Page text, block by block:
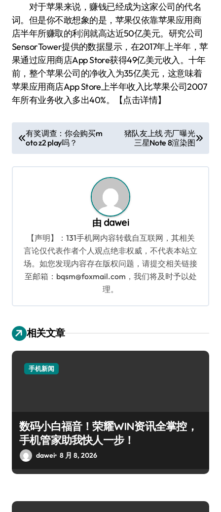
对于苹果来说，赚钱已经成为这家公司的代名
词。但是你不敢想象的是，苹果仅依靠苹果应用商
店半年所赚取的利润就高达近50亿美元。研究公司
SensorTower提供的数据显示，在2017年上半年，苹
果通过应用商店App Store获得49亿美元收入。十年
前，整个苹果公司的净收入为35亿美元，这意味着
苹果应用商店App Store上半年收入比苹果公司2007
年所有业务收入多出40%。【点击详情】
章
导
有奖调查：你会购买m
oto z2 play吗？
猪队友上线 壳厂曝光
三星Note 8渲染图
由 dawei
【声明】：131手机网内容转载自互联网，其相关
言论仅代表作者个人观点绝非权威，不代表本站立
场。如您发现内容存在版权问题，请提交相关链接
至邮箱：bqsm@foxmail.com，我们将及时予以处
理。
相关文章
手机新闻
数码小白福音！荣耀WIN资讯全掌控，
手机管家助我快人一步！
dawei 8 月 8, 2026